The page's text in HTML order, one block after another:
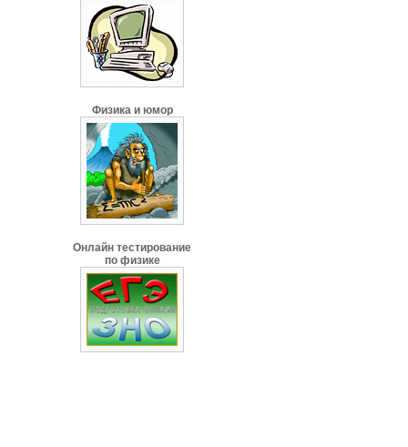
Физика и юмор
Онлайн тестирование
по физике